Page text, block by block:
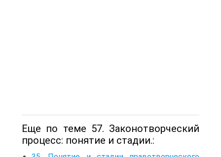
Еще по теме 57. Законотворческий
процесс: понятие и стадии.: